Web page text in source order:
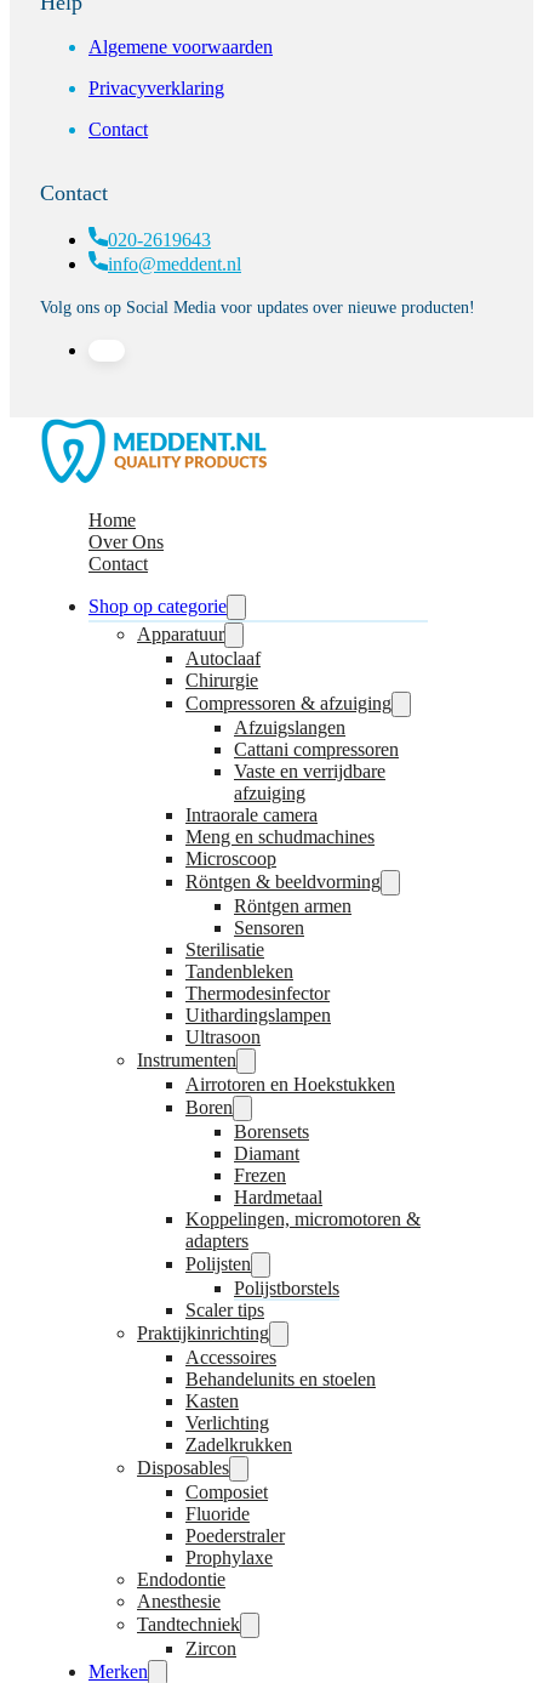
Algemene voorwaarden
Privacyverklaring
Contact
Contact
020-2619643
info@meddent.nl
Volg ons op Social Media voor updates over nieuwe producten!
Home
Over Ons
Contact
Shop op categorie
Apparatuur
Autoclaaf
Chirurgie
Compressoren & afzuiging
Afzuigslangen
Cattani compressoren
Vaste en verrijdbare
afzuiging
Intraorale camera
Meng en schudmachines
Microscoop
Röntgen & beeldvorming
Röntgen armen
Sensoren
Sterilisatie
Tandenbleken
Thermodesinfector
Uithardingslampen
Ultrasoon
Instrumenten
Airrotoren en Hoekstukken
Boren
Borensets
Diamant
Frezen
Hardmetaal
Koppelingen, micromotoren &
adapters
Polijsten
Polijstborstels
Scaler tips
Praktijkinrichting
Accessoires
Behandelunits en stoelen
Kasten
Verlichting
Zadelkrukken
Disposables
Composiet
Fluoride
Poederstraler
Prophylaxe
Endodontie
Anesthesie
Tandtechniek
Zircon
Merken